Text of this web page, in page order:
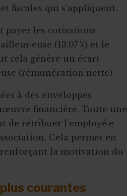
fiscales qui s’appliquent.
payer les cotisations
(13,07 %) et le
cela génère un écart
(rémunération nette).
à des enveloppes
financière. Toute une
rétribuer l’employé·e
Cela permet en
la motivation du
courantes